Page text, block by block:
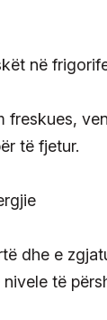
në
freskues,
të fjetur.
dhe e
të